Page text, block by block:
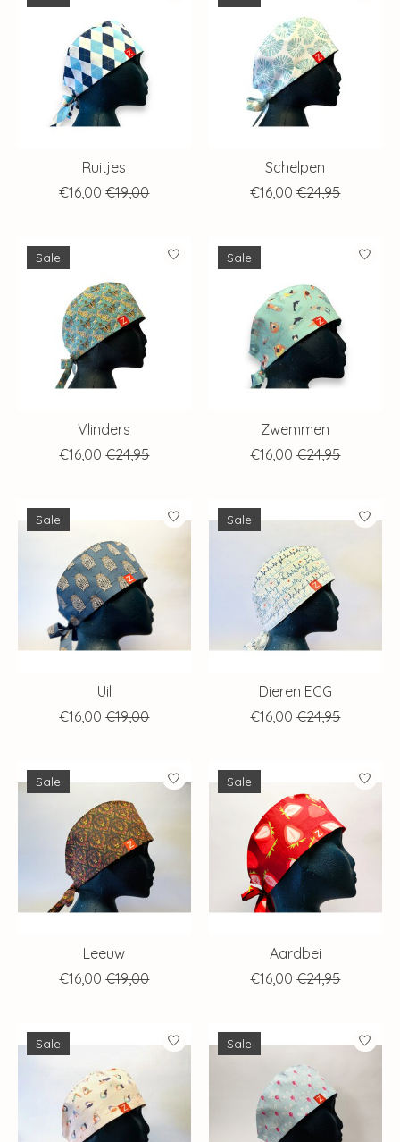
Ruitjes
€16,00 €19,00
Schelpen
€16,00 €24,95
Sale
Vlinders
€16,00 €24,95
Sale
Zwemmen
€16,00 €24,95
Sale
Uil
€16,00 €19,00
Sale
Dieren ECG
€16,00 €24,95
Sale
Leeuw
€16,00 €19,00
Sale
Aardbei
€16,00 €24,95
Sale Sale